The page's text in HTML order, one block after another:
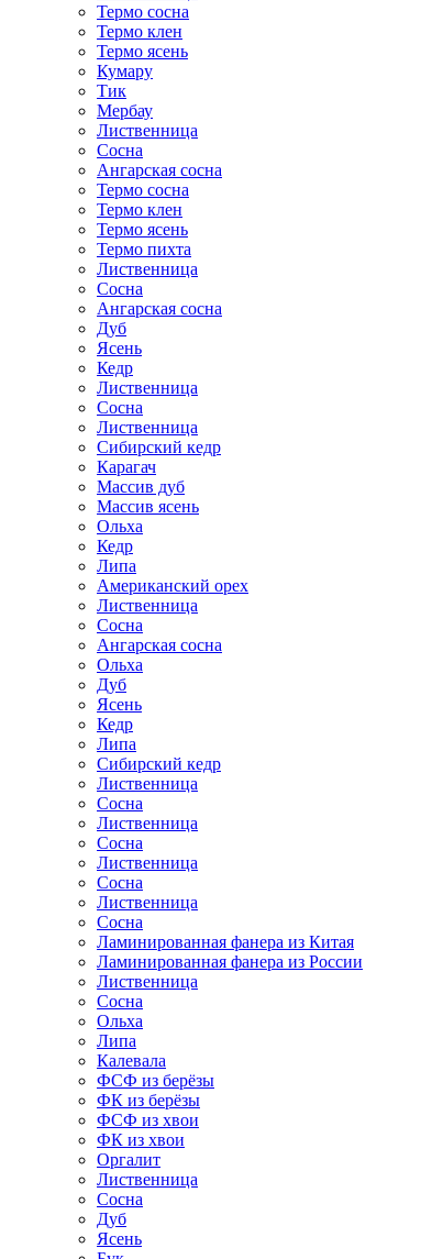
Термо сосна
Термо клен
Термо ясень
Кумару
Тик
Мербау
Лиственница
Сосна
Ангарская сосна
Термо сосна
Термо клен
Термо ясень
Термо пихта
Лиственница
Сосна
Ангарская сосна
Дуб
Ясень
Кедр
Лиственница
Сосна
Лиственница
Сибирский кедр
Карагач
Массив дуб
Массив ясень
Ольха
Кедр
Липа
Американский орех
Лиственница
Сосна
Ангарская сосна
Ольха
Дуб
Ясень
Кедр
Липа
Сибирский кедр
Лиственница
Сосна
Лиственница
Сосна
Лиственница
Сосна
Лиственница
Сосна
Ламинированная фанера из Китая
Ламинированная фанера из России
Лиственница
Сосна
Ольха
Липа
Калевала
ФСФ из берёзы
ФК из берёзы
ФСФ из хвои
ФК из хвои
Оргалит
Лиственница
Сосна
Дуб
Ясень